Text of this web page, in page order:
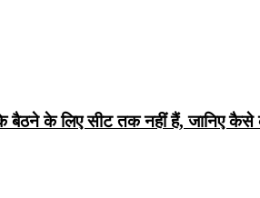
के लिए सीट तक ​​नहीं हैं, जानिए कैसे